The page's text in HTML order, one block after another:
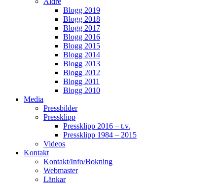
Blogg 2019
Blogg 2018
Blogg 2017
Blogg 2016
Blogg 2015
Blogg 2014
Blogg 2013
Blogg 2012
Blogg 2011
Blogg 2010
Media
Pressbilder
Pressklipp
Pressklipp 2016 – t.v.
Pressklipp 1984 – 2015
Videos
Kontakt
Kontakt/Info/Bokning
Webmaster
Länkar